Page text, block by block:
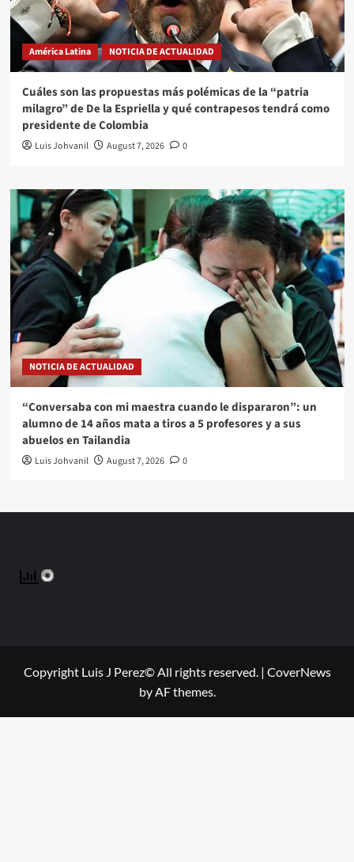
América Latina NOTICIA DE ACTUALIDAD
Cuáles son las propuestas más polémicas de la “patria
milagro” de De la Espriella y qué contrapesos tendrá como
presidente de Colombia
Luis Johvanil August 7, 2026 0
NOTICIA DE ACTUALIDAD
“Conversaba con mi maestra cuando le dispararon”: un
alumno de 14 años mata a tiros a 5 profesores y a sus
abuelos en Tailandia
Luis Johvanil August 7, 2026 0
Copyright Luis J Perez© All rights reserved. | CoverNews
by AF themes.